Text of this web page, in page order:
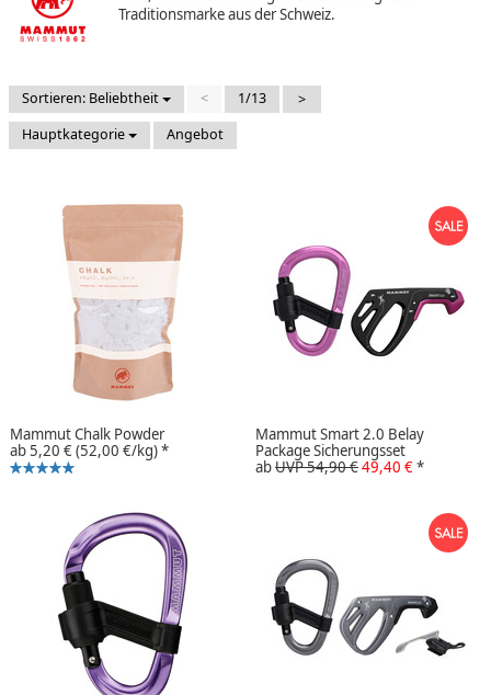
Traditionsmarke aus der Schweiz.
Sortieren: Beliebtheit < 1/13
>
Hauptkategorie
Angebot
Mammut Chalk Powder
ab5,20 €(52,00 €/kg)*
Mammut Smart 2.0 Belay
Package Sicherungsset
abUVP 54,90 €49,40 €*